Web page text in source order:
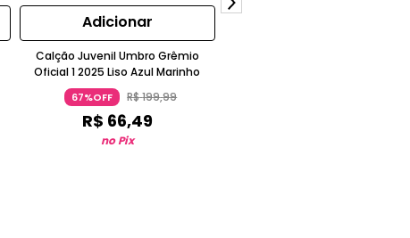
Adicionar
Calção Juvenil Umbro Grêmio
Oficial 1 2025 Liso Azul Marinho
67%OFF R$199,99
R$ 66,49
no Pix